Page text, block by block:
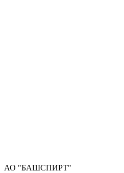
АО "БАШСПИРТ"